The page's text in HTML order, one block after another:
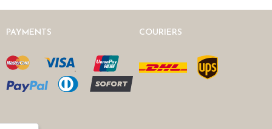
PAYMENTS COURIERS